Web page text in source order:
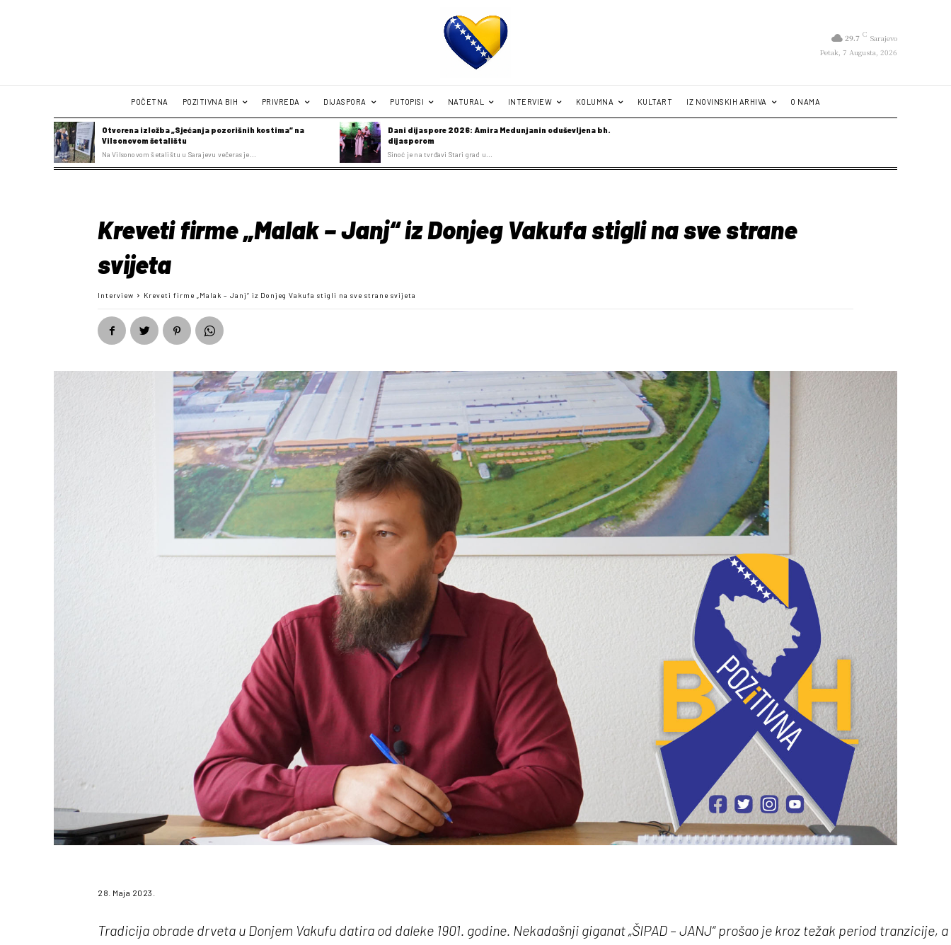
29.7 C Sarajevo
Petak, 7 Augusta, 2026
POČETNA POZITIVNA BIH PRIVREDA DIJASPORA PUTOPISI NATURAL INTERVIEW KOLUMNA KULTART IZ NOVINSKIH ARHIVA O NAMA
Otvorena izložba „Sjećanja pozorišnih kostima“ na
Vilsonovom šetalištu
Na Vilsonovom šetalištu u Sarajevu večeras je...
Dani dijaspore 2026: Amira Medunjanin oduševljena bh.
dijasporom
Sinoć je na tvrđavi Stari grad u...
Kreveti firme „Malak – Janj“ iz Donjeg Vakufa stigli na sve strane
svijeta
Interview Kreveti firme „Malak – Janj“ iz Donjeg Vakufa stigli na sve strane svijeta
28. Maja 2023.
Tradicija obrade drveta u Donjem Vakufu datira od daleke 1901. godine. Nekadašnji giganat „ŠIPAD – JANJ“ prošao je kroz težak period tranzicije, a